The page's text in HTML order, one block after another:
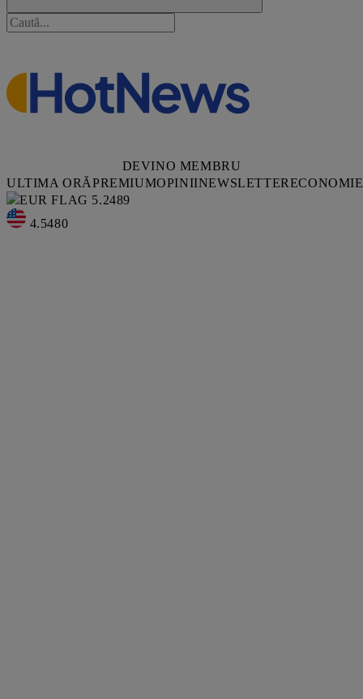
DEVINO MEMBRU
ULTIMA ORĂPREMIUMOPINIINEWSLETTERECONOMIE
5.2489
4.5480